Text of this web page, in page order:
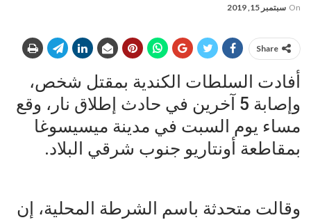
On سبتمبر 15, 2019
Share
أفادت السلطات الكندية بمقتل شخص،
وإصابة 5 آخرين في حادث إطلاق نار، وقع
مساء يوم السبت في مدينة ميسيسوغا
بمقاطعة أونتاريو جنوب شرقي البلاد.
وقالت متحدثة باسم ​الشرطة​ المحلية، إن